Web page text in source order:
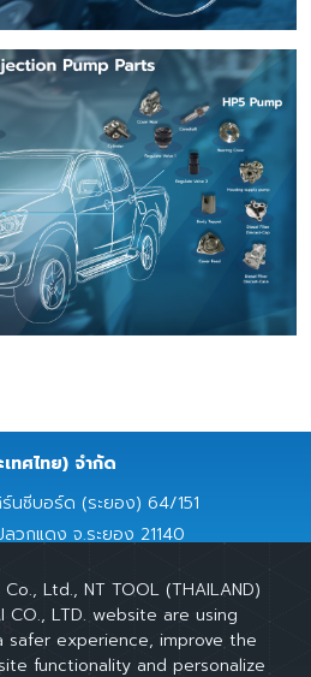
ทศไทย) จำกัด
นซีบอร์ด (ระยอง) 64/151
กแดง จ.ระยอง 21140
Co., Ltd., NT TOOL (THAILAND)
CO., LTD. website are using
experience, improve the
functionality and personalize